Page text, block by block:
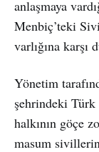
anlaşmaya
Menbiç’teki
varlığına karşı
Yönetim
şehrindeki
halkının göçe
masum